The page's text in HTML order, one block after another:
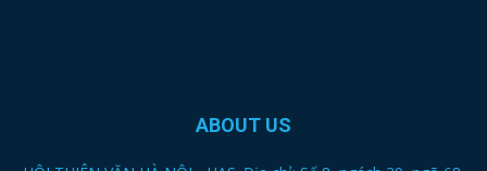
ABOUT US